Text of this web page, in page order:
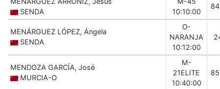
SENDA
10:10:00
MENÁRGUEZ LÓPEZ, Ángela
SENDA
O-
NARANJA
10:12:00
MENDOZA GARCÍA, José
MURCIA-O
M-
21ELITE
10:40:00